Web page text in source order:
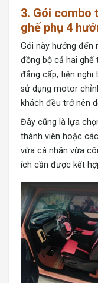
3. Gói combo
ghế phụ 4
Gói này hướng đến
đồng bộ cả hai ghế
đẳng cấp, tiện nghi
sử dụng motor
khách đều trở nên
Đây cũng là lựa
thành viên hoặc
vừa cá nhân vừa
ích cần được kết